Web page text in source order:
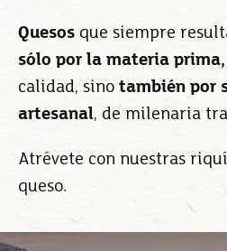
Quesos que siempre
sólo por la materia prima,
calidad, sino también por
artesanal, de milenaria
Atrévete con nuestras
queso.